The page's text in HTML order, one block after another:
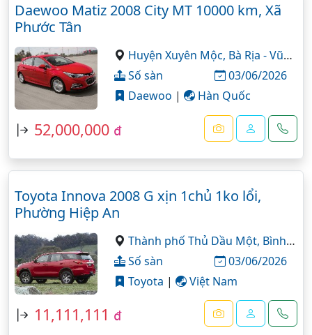
Daewoo Matiz 2008 City MT 10000 km, Xã
Phước Tân
Huyện Xuyên Mộc, Bà Rịa - Vũng Tàu
Số sàn
03/06/2026
Daewoo | Hàn Quốc
52,000,000 đ
Toyota Innova 2008 G xịn 1chủ 1ko lổi,
Phường Hiệp An
Thành phố Thủ Dầu Một, Bình Dương
Số sàn
03/06/2026
Toyota | Việt Nam
11,111,111 đ